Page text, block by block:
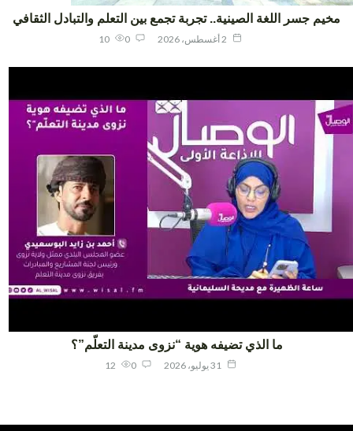
جسر اللغة الصينية.. تجربة تجمع بين التعلم والتبادل الثقافي
10
ما الذي تضيفه هوية “نزوى مدينة التعلّم”؟
12